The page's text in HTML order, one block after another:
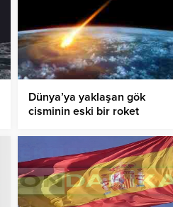
Dünya’ya yaklaşan gök
cisminin eski bir roket
sürüldü